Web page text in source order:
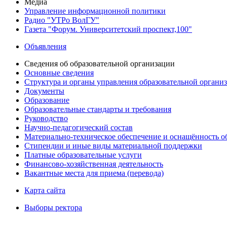
Медиа
Управление информационной политики
Радио "УТРо ВолГУ"
Газета "Форум. Университетский проспект,100"
Объявления
Сведения об образовательной организации
Основные сведения
Структура и органы управления образовательной
Документы
Образование
Образовательные стандарты и требования
Руководство
Научно-педагогический состав
Материально-техническое обеспечение и оснащённость
Стипендии и иные виды материальной поддержки
Платные образовательные услуги
Финансово-хозяйственная деятельность
Вакантные места для приема (перевода)
Карта сайта
Выборы ректора